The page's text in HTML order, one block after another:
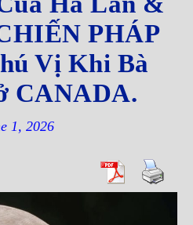
PHÁP
Vị Khi Bà
CANADA.
1, 2026